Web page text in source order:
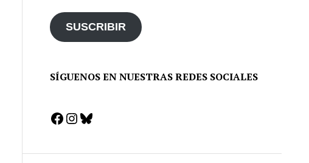
SUSCRIBIR
SÍGUENOS EN NUESTRAS REDES SOCIALES
Facebook
Instagram
Bluesky